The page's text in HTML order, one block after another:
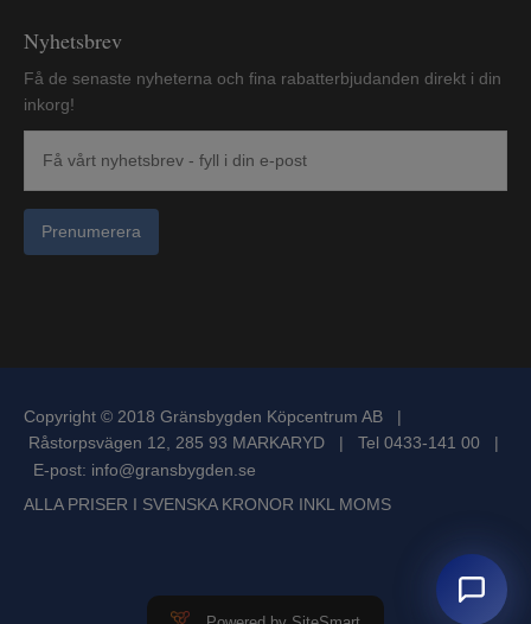
Nyhetsbrev
Få de senaste nyheterna och fina rabatterbjudanden direkt i din
inkorg!
Prenumerera
Copyright © 2018 Gränsbygden Köpcentrum AB |
Råstorpsvägen 12, 285 93 MARKARYD | Tel 0433-141 00 |
E-post: info@gransbygden.se
ALLA PRISER I SVENSKA KRONOR INKL MOMS